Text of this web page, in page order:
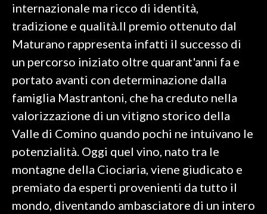
#CARAUNIONE
3 MINUTI CON
INSULARITÀ
INFO AZIENDE
ABBONATI
ANNUNCI
NECROLOGI
PUBBLICITÀ
internazionale ma ricco di identità,
tradizione e qualità.Il premio ottenuto dal
Maturano rappresenta infatti il successo di
un percorso iniziato oltre quarant'anni fa e
portato avanti con determinazione dalla
famiglia Mastrantoni, che ha creduto nella
valorizzazione di un vitigno storico della
Valle di Comino quando pochi ne intuivano le
potenzialità. Oggi quel vino, nato tra le
montagne della Ciociaria, viene giudicato e
premiato da esperti provenienti da tutto il
mondo, diventando ambasciatore di un intero